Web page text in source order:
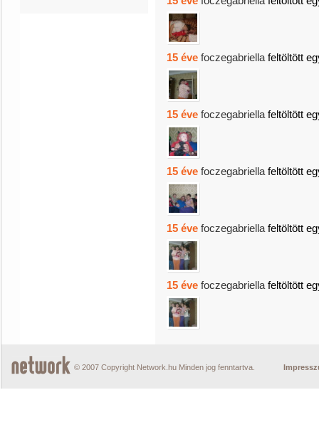
15 éve foczegabriella feltöltött
15 éve foczegabriella feltöltött
15 éve foczegabriella feltöltött
15 éve foczegabriella feltöltött
15 éve foczegabriella feltöltött
© 2007 Copyright Network.hu Minden jog fenntartva.